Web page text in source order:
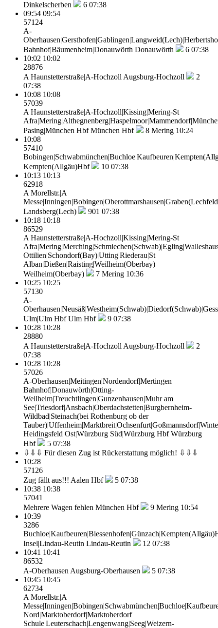
Dinkelscherben
6 07:38
09:54 09:54
57124
A-
Bahnhof|Bäumenheim|Donauwörth Donauwörth 6 07:38
10:02 10:02
28876
A Haunstetterstraße|A-Hochzoll Augsburg-Hochzoll
2
07:38
10:08 10:08
57039
A Haunstetterstraße|A-Hochzoll|Kissing|Mering-St
Pasing|München HbfMünchen Hbf 8 Mering 10:24
10:08
57410
Kempten(Allgäu)Hbf
10 07:38
10:13 10:13
62918
A Morellstr.|A
Landsberg(Lech)
901 07:38
10:18 10:18
86529
A Haunstetterstraße|A-Hochzoll|Kissing|Mering-St
Ottilien|Schondorf(Bay)|Utting|Riederau|St
Alban|Dießen|Raisting|Weilheim(Oberbay)
Weilheim(Oberbay)
7 Mering 10:36
10:25 10:25
57130
A-
Ulm|Ulm HbfUlm Hbf 9 07:38
10:28 10:28
28880
A Haunstetterstraße|A-Hochzoll Augsburg-Hochzoll
2
07:38
10:28 10:28
57026
A-Oberhausen|Meitingen|Nordendorf|Mertingen
Bahnhof|Donauwörth|Otting-
Weilheim|Treuchtlingen|Gunzenhausen|Muhr am
See|Triesdorf|Ansbach|Oberdachstetten|Burgbernheim-
Wildbad|Steinach(bei Rothenburg ob der
Heidingsfeld Ost|Würzburg Süd|Würzburg HbfWürzburg
Hbf
5 07:38
⇩⇩⇩ Für diesen Zug ist Rückerstattung möglich! ⇩⇩⇩
10:28
57126
Zug fällt aus!!! Aalen Hbf 5 07:38
10:38 10:38
57041
Mehrere Wagen fehlen München Hbf 9 Mering 10:54
10:39
3286
Insel|Lindau-Reutin Lindau-Reutin 12 07:38
10:41 10:41
86532
A-Oberhausen Augsburg-Oberhausen 5 07:38
10:45 10:45
62734
A Morellstr.|A
Nord|Marktoberdorf|Marktoberdorf
Schule|Leuterschach|Lengenwang|Seeg|Weizern-